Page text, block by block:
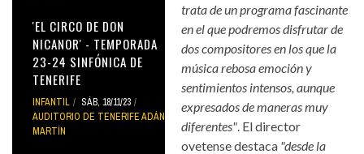
'EL CIRCO DE DON
NICANOR' - TEMPORADA
23-24 SINFÓNICA DE
TENERIFE
INFANTIL
SÁB, 18/11/23
AUDITORIO DE TENERIFE ADÁN
MARTÍN
trata de un programa fascinante
en el que podremos disfrutar de
dos compositores en los que la
música rebosa emoción y
sentimientos intensos, aunque
expresados de maneras muy
diferentes". El director
ovetense destaca "desde la